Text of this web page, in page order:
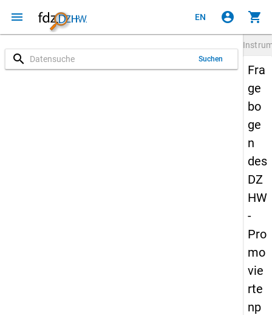
menu EN account_circle shopping_cart
search Suchen
Fra
ge
bo
ge
n
des
DZ
HW
-
Pro
mo
vie
rte
np